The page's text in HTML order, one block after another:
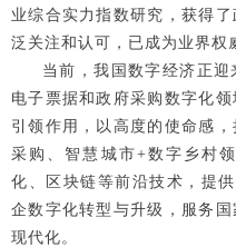
业综合实力指数研究，获得
泛关注和认可，已成为业界权
当前，我国数字经济正
电子票据和政府采购数字化
引领作用，以高度的使命感
采购、智慧城市+数字乡村
化、区块链等前沿技术，提
企数字化转型与升级，服务
现代化。